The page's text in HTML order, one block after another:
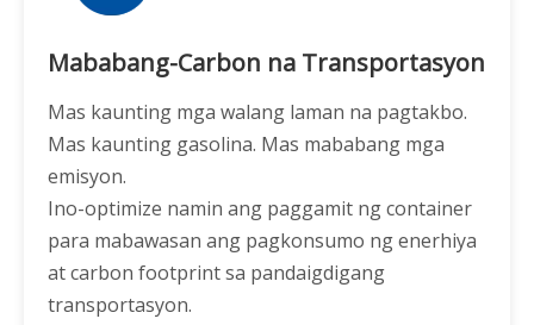
Mababang-Carbon na Transportasyon
Mas kaunting mga walang laman na pagtakbo.
Mas kaunting gasolina. Mas mababang mga
emisyon.
Ino-optimize namin ang paggamit ng container
para mabawasan ang pagkonsumo ng enerhiya
at carbon footprint sa pandaigdigang
transportasyon.